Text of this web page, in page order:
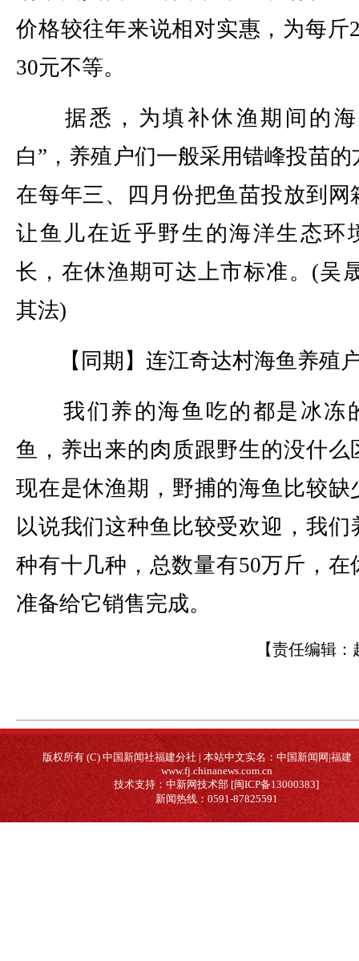
价格较往年来说相对实惠，为每斤
30元不等。
据悉，为填补休渔期间的海
白”，养殖户们一般采用错峰投苗的
在每年三、四月份把鱼苗投放到网
让鱼儿在近乎野生的海洋生态环
长，在休渔期可达上市标准。(吴
其法)
【同期】连江奇达村海鱼养殖
我们养的海鱼吃的都是冰冻
鱼，养出来的肉质跟野生的没什么
现在是休渔期，野捕的海鱼比较缺
以说我们这种鱼比较受欢迎，我们
种有十几种，总数量有50万斤，在
准备给它销售完成。
【责任编辑：
版权所有 (C) 中国新闻社福建分社 | 本站中文实名：中国新闻网|福建
www.fj.chinanews.com.cn
技术支持：中新网技术部 [闽ICP备13000383]
新闻热线：0591-87825591